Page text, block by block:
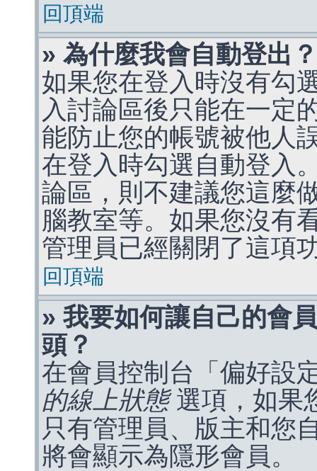
回頂端
» 為什麼我會自動登出？
如果您在登入時沒有勾
入討論區後只能在一定
能防止您的帳號被他人
在登入時勾選自動登入
論區，則不建議您這麼
腦教室等。如果您沒有
管理員已經關閉了這項
回頂端
» 我要如何讓自己的會
頭？
在會員控制台「偏好設
的線上狀態選項，如果
只有管理員、版主和您
將會顯示為隱形會員。